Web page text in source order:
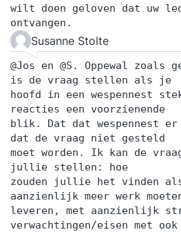
wilt doen geloven dat uw
ontvangen.
Susanne Stolte
@Jos en @S. Oppewal zoals
is de vraag stellen als je
hoofd in een wespennest
reacties een voorzienende
blik. Dat dat wespennest
dat de vraag niet gesteld
moet worden. Ik kan de
jullie stellen: hoe
zouden jullie het vinden
aanzienlijk meer werk
leveren, met aanzienlijk
verwachtingen/eisen met ook